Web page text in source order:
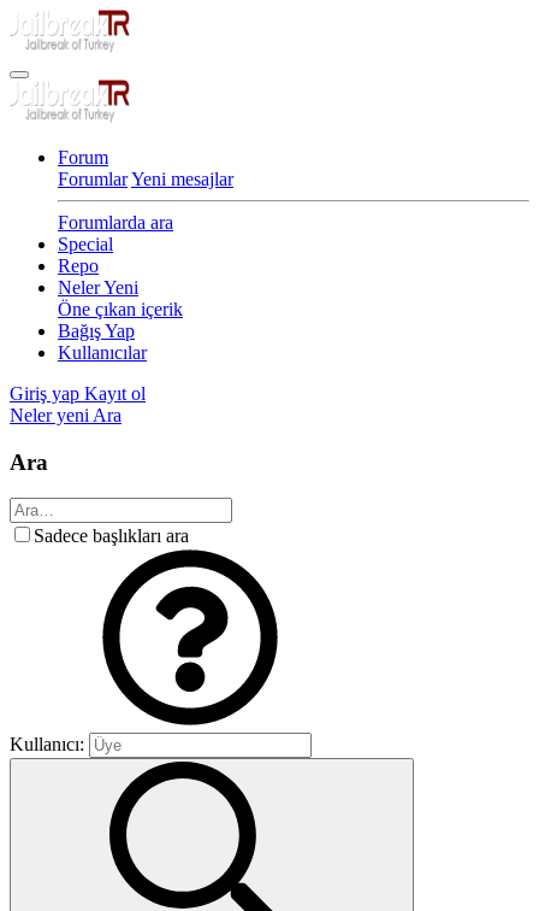
Forum
ForumlarYeni mesajlar
Forumlarda ara
Special
Repo
Neler Yeni
Öne çıkan içerik
Bağış Yap
Kullanıcılar
Giriş yap Kayıt ol
Neler yeni Ara
Ara
Sadece başlıkları ara
Kullanıcı: